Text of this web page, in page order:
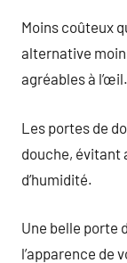
Moins coûteux
alternative
agréables à l’œil.
Les portes de
douche, évitant
d’humidité.
Une belle porte
l’apparence de